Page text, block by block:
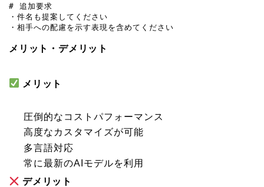
# 追加要求
・件名も提案してください
・相手への配慮を示す表現を含めてください
メリット・デメリット
メリット
圧倒的なコストパフォーマンス
高度なカスタマイズが可能
多言語対応
常に最新のAIモデルを利用
デメリット